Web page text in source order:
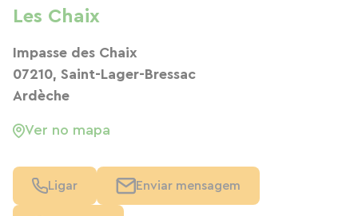
Les Chaix
Impasse des Chaix
07210, Saint-Lager-Bressac
Ardèche
Ver no mapa
Ligar Enviar mensagem